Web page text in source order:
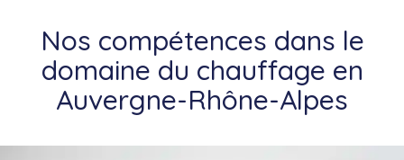
Nos compétences dans le
domaine du chauffage en
Auvergne-Rhône-Alpes